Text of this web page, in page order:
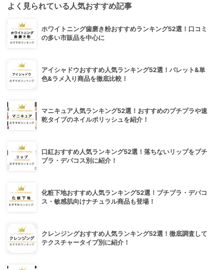
よく見られている人気おすすめ記事
ホワイトニング歯磨き粉おすすめランキング52選！口コミ
の多い市販品を中心に
アイシャドウおすすめ人気ランキング52選！パレット&単
色&ラメ入り商品を徹底比較！
マニキュア人気ランキング52選！おすすめのプチプラや速
乾タイプのネイルポリッシュを紹介！
口紅おすすめ人気ランキング52選！落ちないリップをプチ
プラ・デパコス別に紹介！
化粧下地おすすめ人気ランキング52選！プチプラ・デパコ
ス・敏感肌向けナチュラル商品も登場！
クレンジングおすすめ人気ランキング52選！徹底調査して
テクスチャータイプ別に紹介！